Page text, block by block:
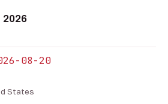
2026
08-20
States